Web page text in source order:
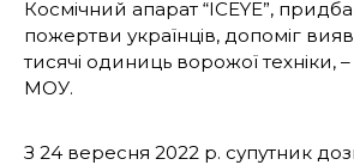
Космічний апарат “ICEYE”,
пожертви українців, допоміг
тисячі одиниць ворожої техніки,
МОУ.
З 24 вересня 2022 р. супутник